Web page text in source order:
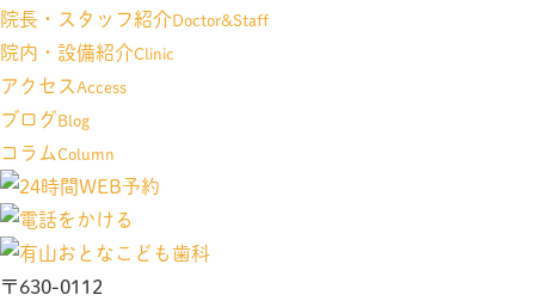
院長・スタッフ紹介Doctor&Staff
院内・設備紹介Clinic
アクセスAccess
ブログBlog
コラムColumn
〒630-0112